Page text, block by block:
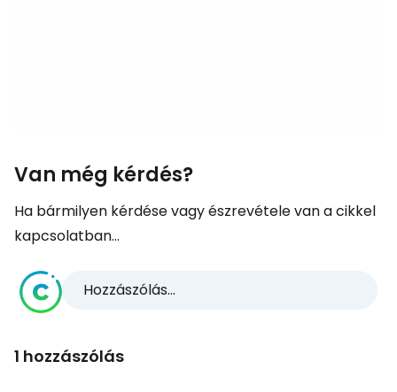
Van még kérdés?
Ha bármilyen kérdése vagy észrevétele van a cikkel
kapcsolatban...
Hozzászólás...
1 hozzászólás